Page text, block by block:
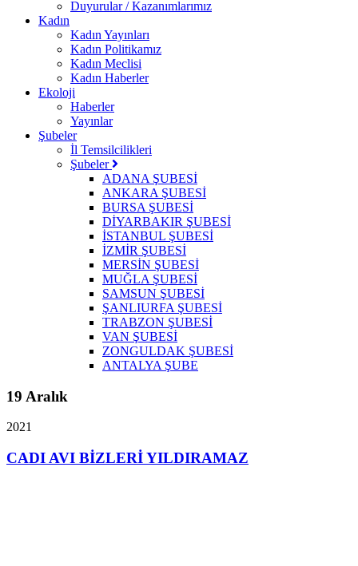
Duyurular / Kazanımlarımız
Kadın
Kadın Yayınları
Kadın Politikamız
Kadın Meclisi
Kadın Haberler
Ekoloji
Haberler
Yayınlar
Şubeler
İl Temsilcilikleri
Şubeler
ADANA ŞUBESİ
ANKARA ŞUBESİ
BURSA ŞUBESİ
DİYARBAKIR ŞUBESİ
İSTANBUL ŞUBESİ
İZMİR ŞUBESİ
MERSİN ŞUBESİ
MUĞLA ŞUBESİ
SAMSUN ŞUBESİ
ŞANLIURFA ŞUBESİ
TRABZON ŞUBESİ
VAN ŞUBESİ
ZONGULDAK ŞUBESİ
ANTALYA ŞUBE
19 Aralık
2021
CADI AVI BİZLERİ YILDIRAMAZ